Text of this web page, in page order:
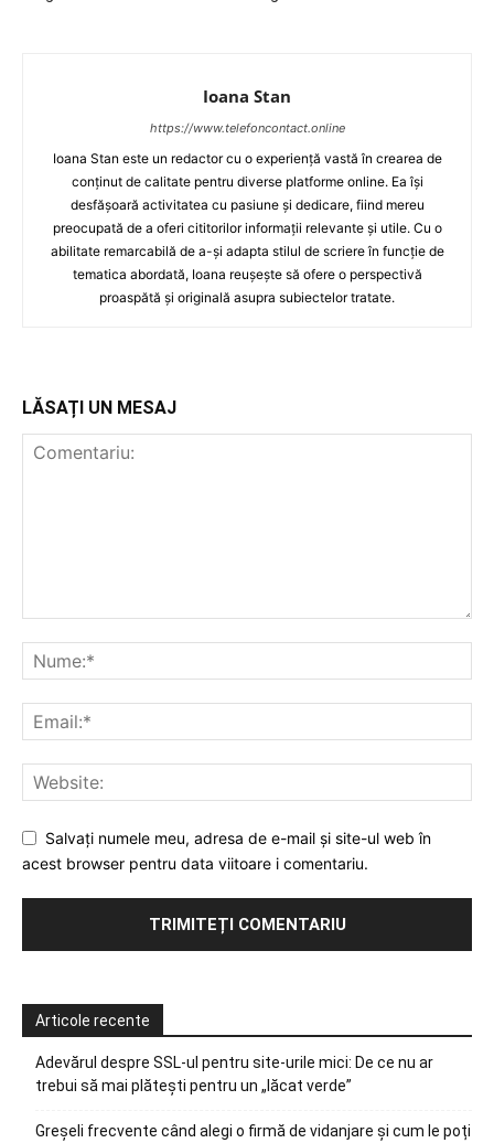
Ioana Stan
https://www.telefoncontact.online
Ioana Stan este un redactor cu o experiență vastă în crearea de
conținut de calitate pentru diverse platforme online. Ea își
desfășoară activitatea cu pasiune și dedicare, fiind mereu
preocupată de a oferi cititorilor informații relevante și utile. Cu o
abilitate remarcabilă de a-și adapta stilul de scriere în funcție de
tematica abordată, Ioana reușește să ofere o perspectivă
proaspătă și originală asupra subiectelor tratate.
LĂSAȚI UN MESAJ
Salvați numele meu, adresa de e-mail și site-ul web în
acest browser pentru data viitoare i comentariu.
Articole recente
Adevărul despre SSL-ul pentru site-urile mici: De ce nu ar
trebui să mai plătești pentru un „lăcat verde”
Greșeli frecvente când alegi o firmă de vidanjare și cum le poți